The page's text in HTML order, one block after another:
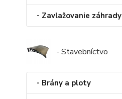
- Zavlažovanie záhrady
- Stavebníctvo
- Brány a ploty